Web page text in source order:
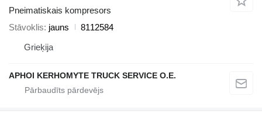
Pneimatiskais kompresors
Stāvoklis jauns
8112584
Grieķija
APHOI KERHOMYTE TRUCK SERVICE O.E.